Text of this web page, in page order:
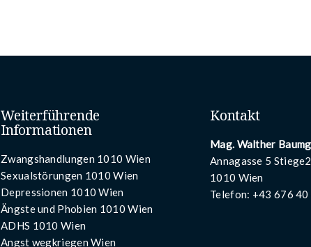
Weiterführende
Informationen
Zwangshandlungen 1010 Wien
Sexualstörungen 1010 Wien
Depressionen 1010 Wien
Ängste und Phobien 1010 Wien
ADHS 1010 Wien
Angst wegkriegen Wien
Kontakt
Mag. Walther
Annagasse 5
1010 Wien
Telefon: +43 676